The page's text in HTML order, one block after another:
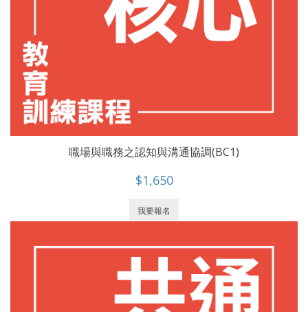
職場與職務之認知與溝通協調(BC1)
$1,650
我要報名